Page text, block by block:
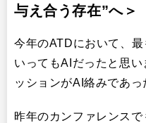
与え合う存在”へ＞
今年のATDにおいて、
いってもAIだったと思
ッションがAI絡みであっ
昨年のカンファレンス